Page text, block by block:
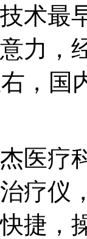
术最
力，
，国
疗科
疗仪
捷，